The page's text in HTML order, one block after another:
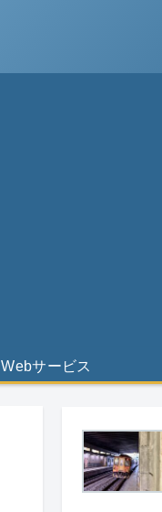
Webサービス